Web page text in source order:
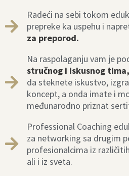
Radeći na sebi tokom
prepreke ka uspehu i
za preporod.
Na raspolaganju vam je
stručnog i iskusnog tima,
da steknete iskustvo,
koncept, a onda imate i
međunarodno priznat
Professional Coaching
za networking sa drugim
profesionalcima iz
ali i iz sveta.